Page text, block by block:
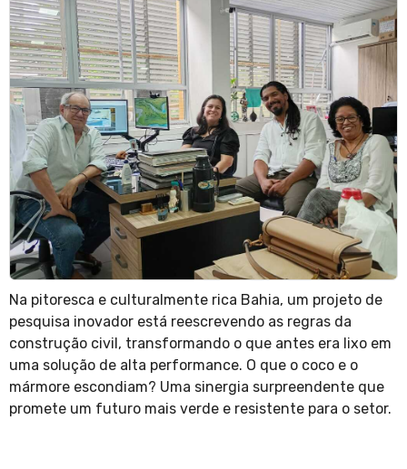
Na pitoresca e culturalmente rica Bahia, um projeto de
pesquisa inovador está reescrevendo as regras da
construção civil, transformando o que antes era lixo em
uma solução de alta performance. O que o coco e o
mármore escondiam? Uma sinergia surpreendente que
promete um futuro mais verde e resistente para o setor.